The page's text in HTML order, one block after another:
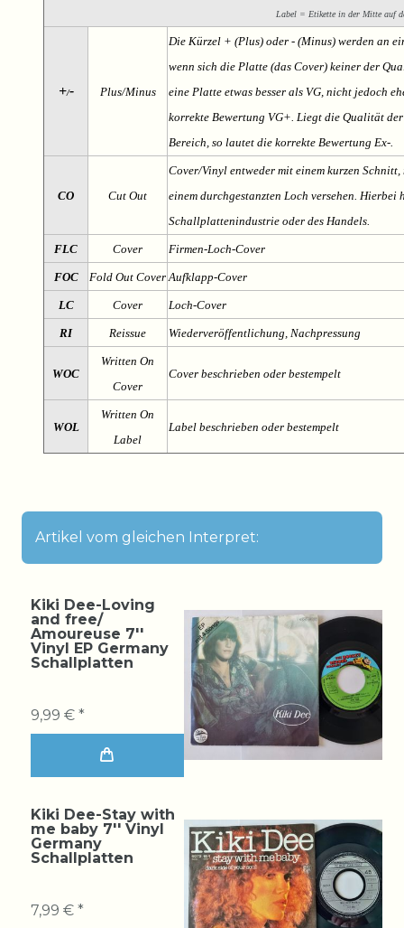
Label = Etikette in der Mitte auf
+/- Plus/Minus
Die Kürzel + (Plus) oder - (Minus) werden an
wenn sich die Platte (das Cover) keiner der
eine Platte etwas besser als VG, nicht jedoch
korrekte Bewertung VG+. Liegt die Qualität
Bereich, so lautet die korrekte Bewertung Ex-.
CO Cut Out
Cover/Vinyl entweder mit einem kurzen
einem durchgestanzten Loch versehen. Hierbei
Schallplattenindustrie oder des Handels.
FLC Cover Firmen-Loch-Cover
FOC Fold Out Cover Aufklapp-Cover
LC Cover Loch-Cover
RI Reissue Wiederveröffentlichung, Nachpressung
WOC
Written On
Cover
Cover beschrieben oder bestempelt
WOL
Written On
Label
Label beschrieben oder bestempelt
Artikel vom gleichen Interpret:
Kiki Dee-Loving
and free/
Amoureuse 7''
Vinyl EP Germany
Schallplatten
9,99 € *
Kiki Dee-Stay with
me baby 7'' Vinyl
Germany
Schallplatten
7,99 € *